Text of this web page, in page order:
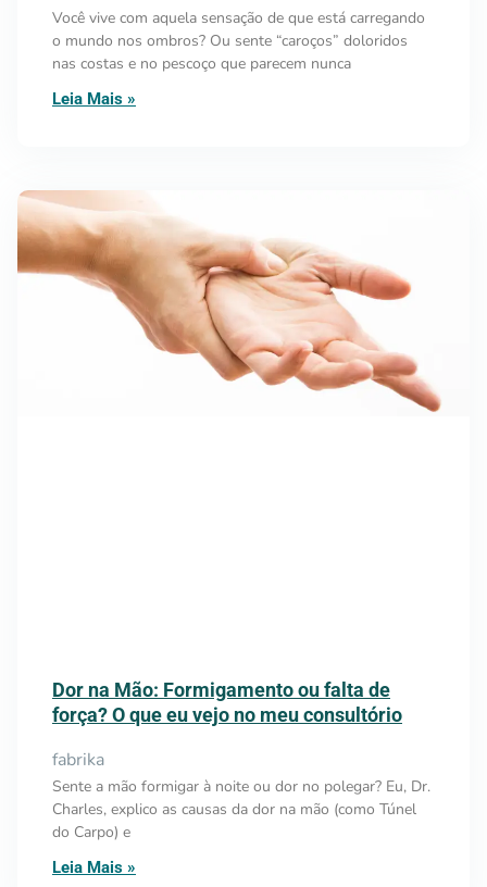
Você vive com aquela sensação de que está carregando
o mundo nos ombros? Ou sente “caroços” doloridos
nas costas e no pescoço que parecem nunca
Leia Mais »
Dor na Mão: Formigamento ou falta de
força? O que eu vejo no meu consultório
fabrika
Sente a mão formigar à noite ou dor no polegar? Eu, Dr.
Charles, explico as causas da dor na mão (como Túnel
do Carpo) e
Leia Mais »